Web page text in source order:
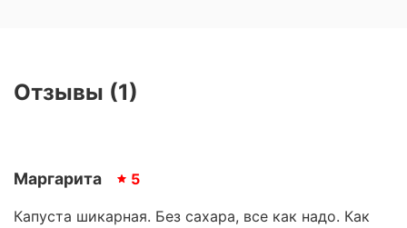
Отзывы (1)
Маргарита 5
Капуста шикарная. Без сахара, все как надо. Как